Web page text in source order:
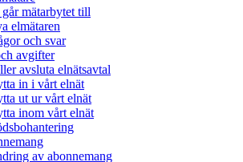
går mätarbytet till
elmätaren
och svar
avgifter
avsluta elnätsavtal
in i vårt elnät
ut ur vårt elnät
inom vårt elnät
av abonnemang